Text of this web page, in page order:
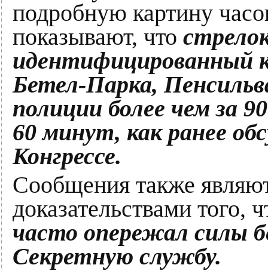
подробную картину
показывают, что
идентифицированный
Бетел-Парка,
полиции более чем за
60 минут, как ранее
Конгрессе.
Сообщения также
доказательствами того,
часто опережал силы
Секретную службу.